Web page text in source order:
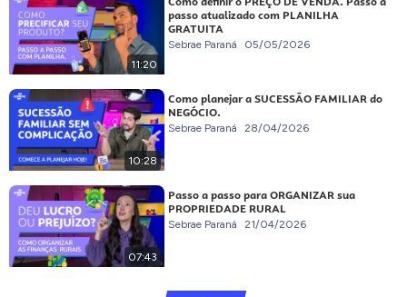
11:20
passo atualizado com PLANILHA
GRATUITA
Sebrae Paraná 05/05/2026
10:28
Como planejar a SUCESSÃO FAMILIAR do
NEGÓCIO.
Sebrae Paraná 28/04/2026
07:43
Passo a passo para ORGANIZAR sua
PROPRIEDADE RURAL
Sebrae Paraná 21/04/2026